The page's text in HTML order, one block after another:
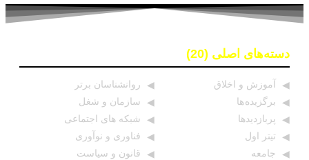
دسته‌های اصلی (20)
آموزش و اخلاق
برگزیده ها
پربازدیدها
تیتر اول
جامعه
روانشناسان برتر
سازمان و شغل
شبکه های اجتماعی
فناوری و نوآوری
قانون و سیاست